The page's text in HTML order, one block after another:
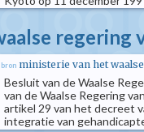
regering
bron ministerie van het
Besluit van de Waalse
van de Waalse Regering
artikel 29 van het decreet
integratie van